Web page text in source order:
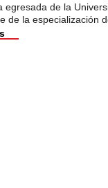
egresada de la
de la especialización